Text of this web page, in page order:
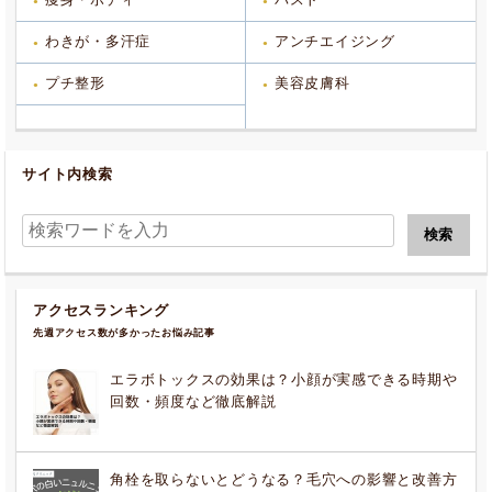
わきが・多汗症 アンチエイジング
プチ整形 美容皮膚科
サイト内検索
アクセスランキング
先週アクセス数が多かったお悩み記事
エラボトックスの効果は？小顔が実感できる時期や
回数・頻度など徹底解説
角栓を取らないとどうなる？毛穴への影響と改善方